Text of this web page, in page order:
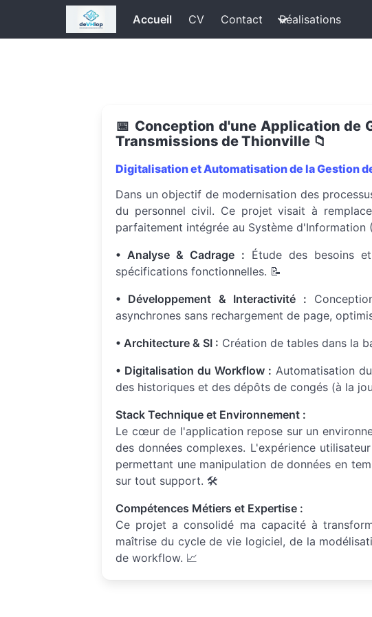
Accueil CV Contact Réalisations
📅 Conception d'une Application de
Transmissions de Thionville 📁
Digitalisation et Automatisation de la Gestion
Dans un objectif de modernisation des
du personnel civil. Ce projet visait à
parfaitement intégrée au Système d'Information
• Analyse & Cadrage : Étude des besoins
spécifications fonctionnelles. 📝
• Développement & Interactivité :
asynchrones sans rechargement de page,
• Architecture & SI : Création de tables dans la
• Digitalisation du Workflow : Automatisation
des historiques et des dépôts de congés (à la
Stack Technique et Environnement :
Le cœur de l'application repose sur un
des données complexes. L'expérience
permettant une manipulation de données en
sur tout support. 🛠️
Compétences Métiers et Expertise :
Ce projet a consolidé ma capacité à
maîtrise du cycle de vie logiciel, de la
de workflow. 📈